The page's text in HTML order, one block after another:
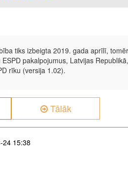
tiks izbeigta 2019. gada aprīlī,
pakalpojumus, Latvijas
rīku (versija 1.02).
Tālāk
24 15:38